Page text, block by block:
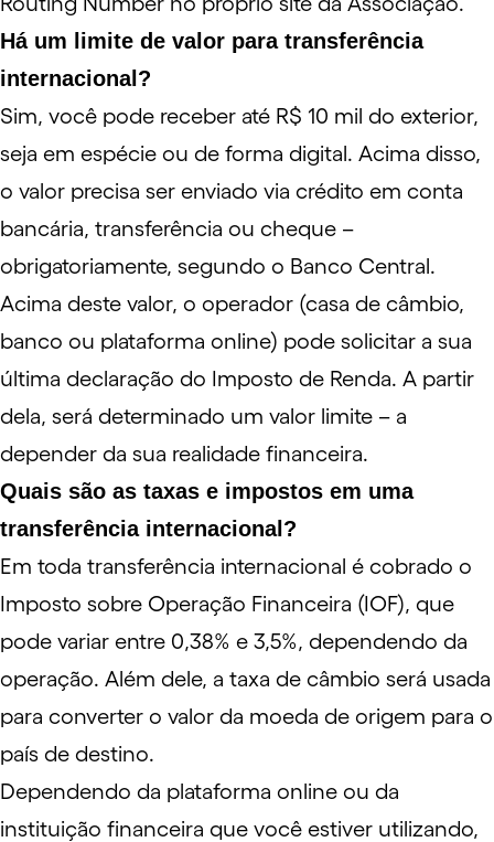
Há um limite de valor para transferência
internacional?
Sim, você pode receber até R$ 10 mil do exterior,
seja em espécie ou de forma digital. Acima disso,
o valor precisa ser enviado via crédito em conta
bancária, transferência ou cheque –
obrigatoriamente, segundo o Banco Central.
Acima deste valor, o operador (casa de câmbio,
banco ou plataforma online) pode solicitar a sua
última declaração do Imposto de Renda. A partir
dela, será determinado um valor limite – a
depender da sua realidade financeira.
Quais são as taxas e impostos em uma
transferência internacional?
Em toda transferência internacional é cobrado o
Imposto sobre Operação Financeira (IOF), que
pode variar entre 0,38% e 3,5%, dependendo da
operação. Além dele, a taxa de câmbio será usada
para converter o valor da moeda de origem para o
país de destino.
Dependendo da plataforma online ou da
instituição financeira que você estiver utilizando,